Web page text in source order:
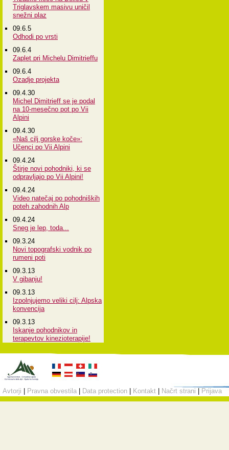
Triglavskem masivu uničil
snežni plaz
09.6.5
Odhodi po vrsti
09.6.4
Zaplet pri Michelu Dimitrieffu
09.6.4
Ozadje projekta
09.4.30
Michel Dimitrieff se je podal
na 10-mesečno pot po Vii
Alpini
09.4.30
«Naš cilj gorske koče»:
Učenci po Vii Alpini
09.4.24
Štirje novi pohodniki, ki se
odpravljajo po Vii Alpini!
09.4.24
Video natečaj po pohodniških
poteh zahodnih Alp
09.4.24
Sneg je lep, toda...
09.3.24
Novi topografski vodnik po
rumeni poti
09.3.13
V gibanju!
09.3.13
Izpolnjujemo veliki cilj: Alpska
konvencija
09.3.13
Iskanje pohodnikov in
terapevtov kinezioterapije!
Avtorji Pravna obvestila Data protection Kontakt Načrt strani Prijava